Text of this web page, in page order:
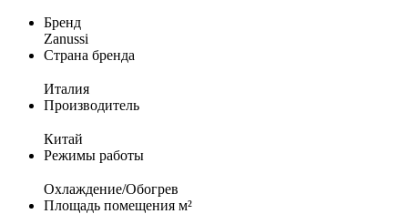
Бренд
Zanussi
Страна бренда
Италия
Производитель
Китай
Режимы работы
Охлаждение/Обогрев
Площадь помещения м²